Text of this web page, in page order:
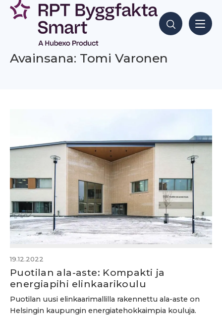
Siirry
sisältöön
Hae sisältöjä
Avainsana: Tomi Varonen
19.12.2022
Puotilan ala-aste: Kompakti ja
energiapihi elinkaarikoulu
Puotilan uusi elinkaarimallilla rakennettu ala-aste on
Helsingin kaupungin energiatehokkaimpia kouluja.